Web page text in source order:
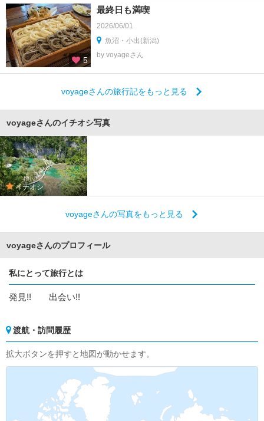
5
最終日も満喫
2026/06/01
魚沼・小出(新潟)
by voyageさん
voyageさんの旅行記をもっと見る
voyageさんのイチオシ写真
イチオシ
voyageさんの写真をもっと見る
voyageさんのプロフィール
私にとって旅行とは
発見!! 出会い!!
渡航・訪問履歴
拡大ボタンを押すと地図が動かせます。